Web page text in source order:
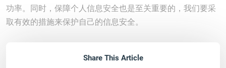
功率。同时，保障个人信息安全也是至关重要的，我们要采
取有效的措施来保护自己的信息安全。
Share This Article